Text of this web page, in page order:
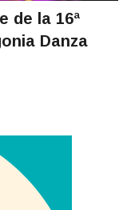
de la 16ª
Danza